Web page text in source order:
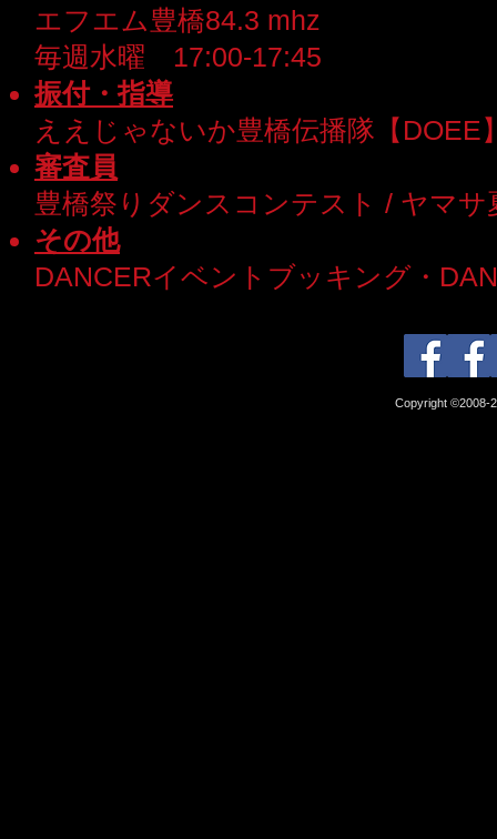
エフエム豊橋84.3 mhz
毎週水曜 17:00-17:45
振付・指導
ええじゃないか豊橋伝播隊【DOEE
審査員
豊橋祭りダンスコンテスト / ヤマサ
その他
DANCERイベントブッキング・
Copyright ©2008-